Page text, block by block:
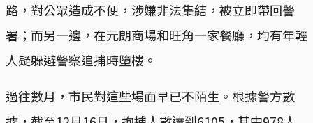
路，對公眾造成不便，涉嫌非法集結，被立即帶回警
署；而另一邊，在元朗商場和旺角一家餐廳，均有年輕
人疑躲避警察追捕時墮樓。
過往數月，市民對這些場面早已不陌生。根據警方數